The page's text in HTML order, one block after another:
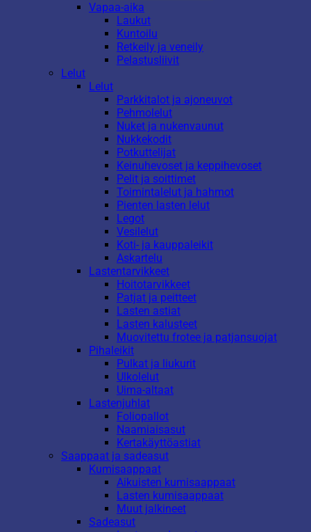
Vapaa-aika
Laukut
Kuntoilu
Retkeily ja veneily
Pelastusliivit
Lelut
Lelut
Parkkitalot ja ajoneuvot
Pehmolelut
Nuket ja nukenvaunut
Nukkekodit
Potkuttelijat
Keinuhevoset ja keppihevoset
Pelit ja soittimet
Toimintalelut ja hahmot
Pienten lasten lelut
Legot
Vesilelut
Koti- ja kauppaleikit
Askartelu
Lastentarvikkeet
Hoitotarvikkeet
Patjat ja peitteet
Lasten astiat
Lasten kalusteet
Muovitettu frotee ja patjansuojat
Pihaleikit
Pulkat ja liukurit
Ulkolelut
Uima-altaat
Lastenjuhlat
Foliopallot
Naamiaisasut
Kertakäyttöastiat
Saappaat ja sadeasut
Kumisaappaat
Aikuisten kumisaappaat
Lasten kumisaappaat
Muut jalkineet
Sadeasut